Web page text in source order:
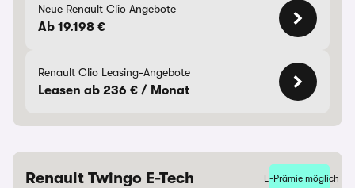
Neue Renault Clio Angebote
Ab 19.198 €
Renault Clio Leasing-Angebote
Leasen ab 236 € / Monat
Renault Twingo E-Tech E-Prämie möglich